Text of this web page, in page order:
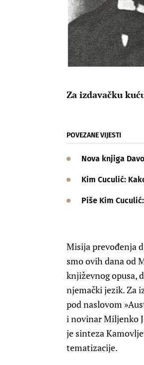
Za izdavačku
POVEZANE VIJESTI
Nova knjiga
Kim Cuculić:
Piše Kim
Misija prevođenja
smo ovih dana od
književnog opusa,
njemački jezik. Za
pod naslovom
i novinar Miljenko
je sinteza
tematizacije.